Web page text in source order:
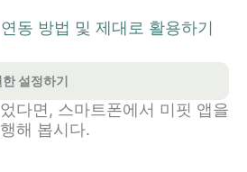
동 방법 및 제대로 활용하기
설정하기
다면, 스마트폰에서 미핏 앱을
해 봅시다.